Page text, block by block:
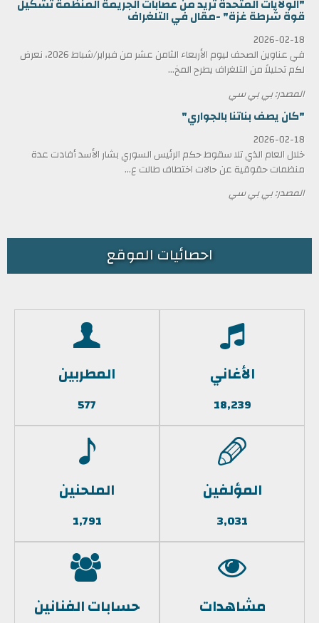
"الولايات المتحدة تريد من عصابات الجريمة المنظمة تشكيل
قوة شرطة غزة" -مقال في التلغراف
2026-02-18
في عناوين الصحف ليوم الأربعاء الثامن عشر من فبراير/شباط 2026، نعرض
لكم تحليلاً من التلغراف يطرح المخ...
المصدر: بي بي سي
"كان يصف بناتنا بالجواري"
2026-02-18
خلال العام الذي تلا سقوط حكم الرئيس السوري بشار الأسد أفادت عدة
منظمات حقوقية عن حالات اختطاف طالت ع...
المصدر: بي بي سي
احصائيات الموقع
الأغاني
18,239
المطربين
577
المؤلفين
3,031
الملحنين
1,791
مشاهدات حسابات الفنانين